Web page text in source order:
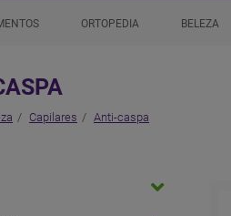
ORTOPEDIA BELEZA
Capilares Anti-caspa